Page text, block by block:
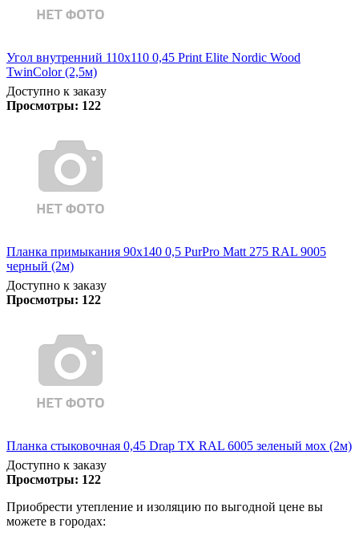
Угол внутренний 110х110 0,45 Print Elite Nordic Wood
TwinColor (2,5м)
Доступно к заказу
Просмотры: 122
Планка примыкания 90х140 0,5 PurPro Matt 275 RAL 9005
черный (2м)
Доступно к заказу
Просмотры: 122
Планка стыковочная 0,45 Drap TX RAL 6005 зеленый мох (2м)
Доступно к заказу
Просмотры: 122
Приобрести утепление и изоляцию по выгодной цене вы
можете в городах: